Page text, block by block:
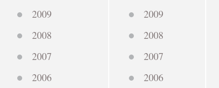
2009
2008
2007
2006
2009
2008
2007
2006